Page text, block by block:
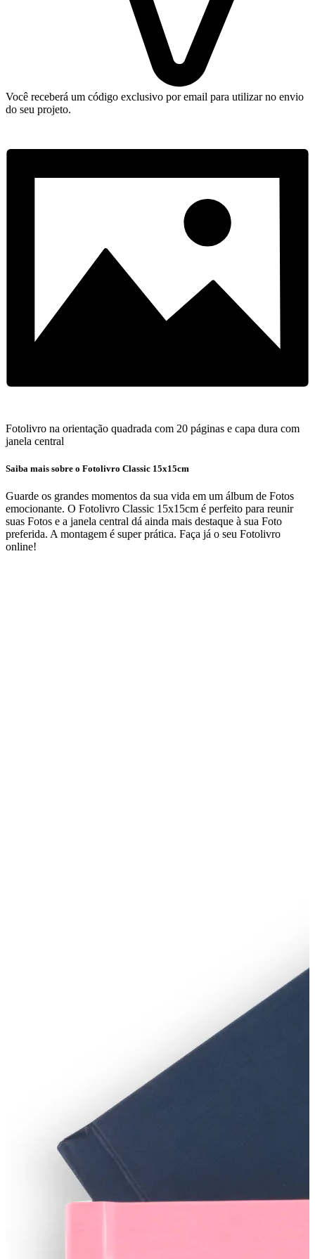
Você receberá um código exclusivo por email para utilizar no envio
do seu projeto.
Fotolivro na orientação quadrada com 20 páginas e capa dura com
janela central
Saiba mais sobre o Fotolivro Classic 15x15cm
Guarde os grandes momentos da sua vida em um álbum de Fotos
emocionante. O Fotolivro Classic 15x15cm é perfeito para reunir
suas Fotos e a janela central dá ainda mais destaque à sua Foto
preferida. A montagem é super prática. Faça já o seu Fotolivro
online!